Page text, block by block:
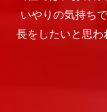
いやりの気持ち
長をしたいと思わ